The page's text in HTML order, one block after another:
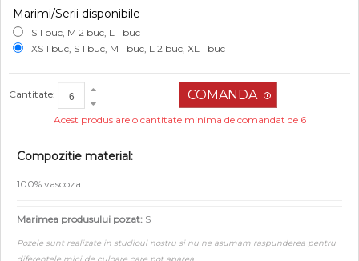
Marimi/Serii disponibile
S 1 buc, M 2 buc, L 1 buc
XS 1 buc, S 1 buc, M 1 buc, L 2 buc, XL 1 buc
Cantitate:
Acest produs are o cantitate minima de comandat de 6
Compozitie material:
100% vascoza
Marimea produsului pozat: S
Pozele sunt realizate in studioul nostru si nu ne asumam raspunderea pentru